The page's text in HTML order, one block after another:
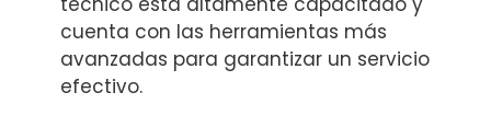
cuenta con las herramientas más
avanzadas para garantizar un servicio
efectivo.